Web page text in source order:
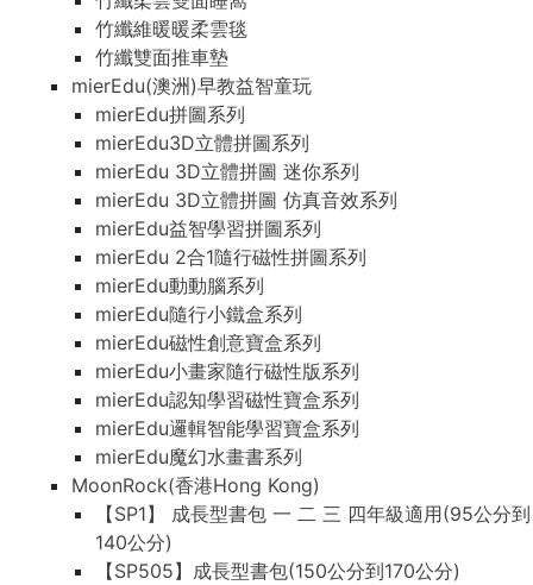
竹纖維暖暖柔雲毯
竹纖雙面推車墊
mierEdu(澳洲)早教益智童玩
mierEdu拼圖系列
mierEdu3D立體拼圖系列
mierEdu 3D立體拼圖 迷你系列
mierEdu 3D立體拼圖 仿真音效系列
mierEdu益智學習拼圖系列
mierEdu 2合1隨行磁性拼圖系列
mierEdu動動腦系列
mierEdu隨行小鐵盒系列
mierEdu磁性創意寶盒系列
mierEdu小畫家隨行磁性版系列
mierEdu認知學習磁性寶盒系列
mierEdu邏輯智能學習寶盒系列
mierEdu魔幻水畫書系列
MoonRock(香港Hong Kong)
【SP1】 成長型書包 一 二 三 四年級適用(95公分到
140公分)
【SP505】成長型書包(150公分到170公分)